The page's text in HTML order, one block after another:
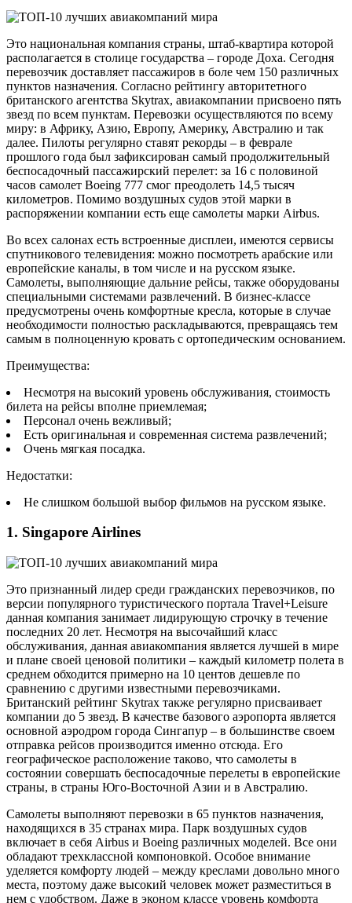
Это национальная компания страны, штаб-квартира которой
располагается в столице государства – городе Доха. Сегодня
перевозчик доставляет пассажиров в боле чем 150 различных
пунктов назначения. Согласно рейтингу авторитетного
британского агентства Skytrax, авиакомпании присвоено пять
звезд по всем пунктам. Перевозки осуществляются по всему
миру: в Африку, Азию, Европу, Америку, Австралию и так
далее. Пилоты регулярно ставят рекорды – в феврале
прошлого года был зафиксирован самый продолжительный
беспосадочный пассажирский перелет: за 16 с половиной
часов самолет Boeing 777 смог преодолеть 14,5 тысяч
километров. Помимо воздушных судов этой марки в
распоряжении компании есть еще самолеты марки Airbus.
Во всех салонах есть встроенные дисплеи, имеются сервисы
спутникового телевидения: можно посмотреть арабские или
европейские каналы, в том числе и на русском языке.
Самолеты, выполняющие дальние рейсы, также оборудованы
специальными системами развлечений. В бизнес-классе
предусмотрены очень комфортные кресла, которые в случае
необходимости полностью раскладываются, превращаясь тем
самым в полноценную кровать с ортопедическим основанием.
Преимущества:
Несмотря на высокий уровень обслуживания, стоимость
билета на рейсы вполне приемлемая;
Персонал очень вежливый;
Есть оригинальная и современная система развлечений;
Очень мягкая посадка.
Недостатки:
Не слишком большой выбор фильмов на русском языке.
1. Singapore Airlines
Это признанный лидер среди гражданских перевозчиков, по
версии популярного туристического портала Travel+Leisure
данная компания занимает лидирующую строчку в течение
последних 20 лет. Несмотря на высочайший класс
обслуживания, данная авиакомпания является лучшей в мире
и плане своей ценовой политики – каждый километр полета в
среднем обходится примерно на 10 центов дешевле по
сравнению с другими известными перевозчиками.
Британский рейтинг Skytrax также регулярно присваивает
компании до 5 звезд. В качестве базового аэропорта является
основной аэродром города Сингапур – в большинстве своем
отправка рейсов производится именно отсюда. Его
географическое расположение таково, что самолеты в
состоянии совершать беспосадочные перелеты в европейские
страны, в страны Юго-Восточной Азии и в Австралию.
Самолеты выполняют перевозки в 65 пунктов назначения,
находящихся в 35 странах мира. Парк воздушных судов
включает в себя Airbus и Boeing различных моделей. Все они
обладают трехклассной компоновкой. Особое внимание
уделяется комфорту людей – между креслами довольно много
места, поэтому даже высокий человек может разместиться в
нем с удобством. Даже в эконом классе уровень комфорта